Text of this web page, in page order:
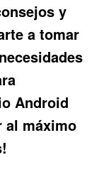
y
a tomar
Android
al máximo